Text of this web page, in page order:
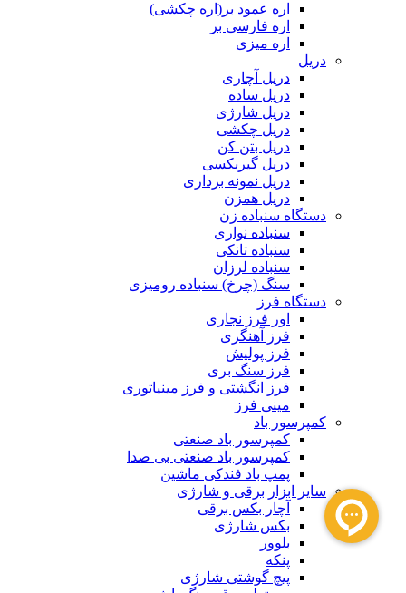
اره عمود بر(اره چکشی)
اره فارسی بر
اره میزی
دریل
دریل آچاری
دریل ساده
دریل شارژی
دریل چکشی
دریل بتن کن
دریل گیربکسی
دریل نمونه برداری
دریل همزن
دستگاه سنباده زن
سنباده نواری
سنباده تانکی
سنباده لرزان
سنگ (چرخ) سنباده رومیزی
دستگاه فرز
اور فرز نجاری
فرز آهنگری
فرز پولیش
فرز سنگ بری
فرز انگشتی و فرز مینیاتوری
مینی فرز
کمپرسور باد
کمپرسور باد صنعتی
کمپرسور باد صنعتی بی صدا
پمپ باد فندکی ماشین
سایر ابزار برقی و شارژی
آچار بکس برقی
بکس شارژی
بلوور
پنکه
پیچ گوشتی شارژی